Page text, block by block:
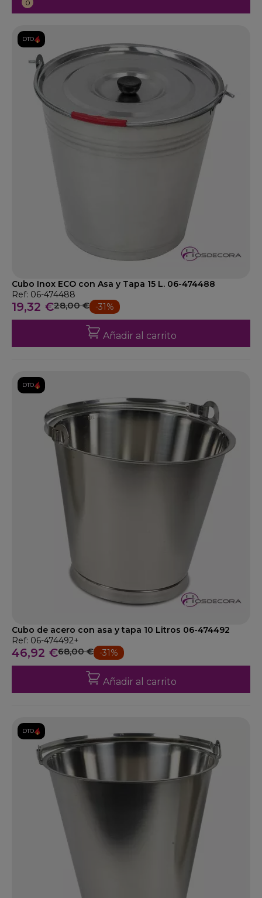
0
DTO.
Cubo Inox ECO con Asa y Tapa 15 L. 06-474488
Ref: 06-474488
19,32 €28,00 € -31%
Añadir al carrito
DTO.
Cubo de acero con asa y tapa 10 Litros 06-474492
Ref: 06-474492+
46,92 €68,00 € -31%
Añadir al carrito
DTO.